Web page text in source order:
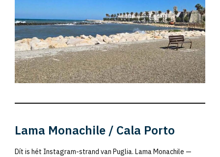
Lama Monachile / Cala Porto
Dít is hét Instagram-strand van Puglia. Lama Monachile —